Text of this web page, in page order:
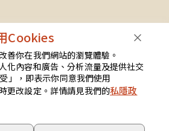
Cookies
善你在我們網站的瀏覽體驗。
化內容和廣告、分析流量及提供社交
」，即表示你同意我們使用
更改設定。詳情請見我們的私隱政